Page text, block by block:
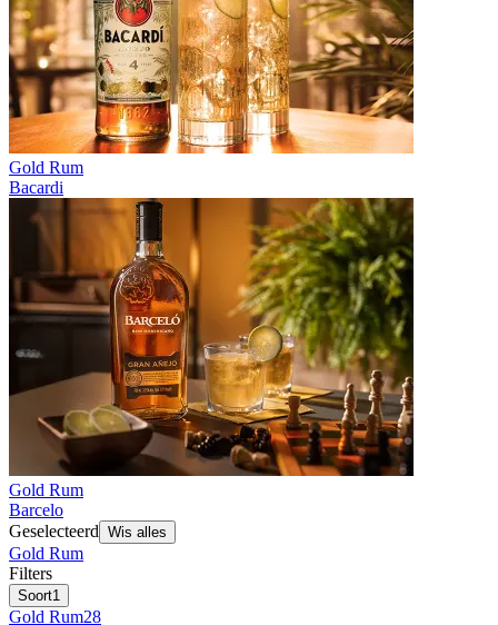
Gold Rum
Bacardi
Gold Rum
Barcelo
Geselecteerd Wis alles
Gold Rum
Filters
Soort1
Gold Rum28